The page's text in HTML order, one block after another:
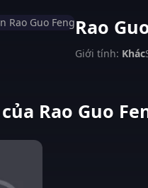
Rao
Giới tính: Khác
Rao Guo